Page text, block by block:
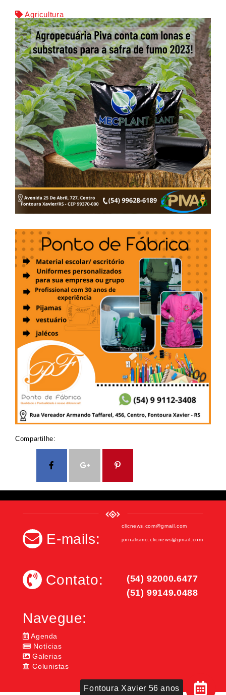
Agricultura
Compartilhe:
E-mails:
clicnews.com@gmail.com
jornalismo.clicnews@gmail.com
Contato:
(54) 92000.6477
(51) 99149.0488
Navegue:
Agenda
Notícias
Galerias
Colunistas
Fontoura Xavier 56 anos